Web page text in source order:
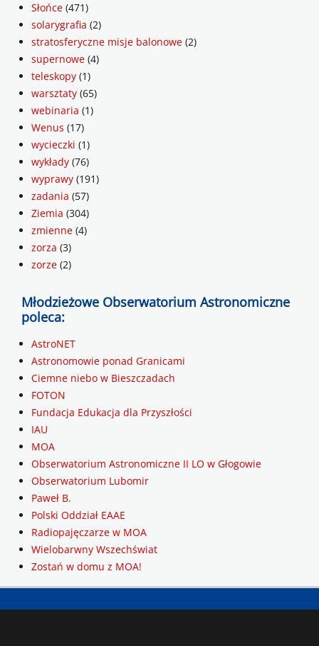
Słońce (471)
solarygrafia (2)
stratosferyczne misje balonowe (2)
supernowe (4)
teleskopy (1)
warsztaty (65)
webinaria (1)
Wenus (17)
wycieczki (1)
wykłady (76)
wyprawy (191)
zadania (57)
Ziemia (304)
zmienne (4)
zorza (3)
zorze (2)
Młodzieżowe Obserwatorium Astronomiczne
poleca:
AstroNET
Astronomowie ponad Granicami
Ciemne niebo w Bieszczadach
FOTON
Fundacja Edukacja dla Przyszłości
IAU
MOA
Obserwatorium Astronomiczne II LO w Głogowie
Obserwatorium Lubomir
Paweł B.
Polski Oddział EAAE
Radiopajęczarze w MOA
Wielobarwny Wszechświat
Zostań w domu z MOA!